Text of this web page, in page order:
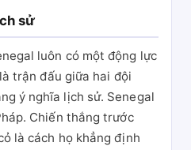
sử
luôn có một động lực
trận đấu giữa hai đội
ý nghĩa lịch sử. Senegal
Chiến thắng trước
là cách họ khẳng định